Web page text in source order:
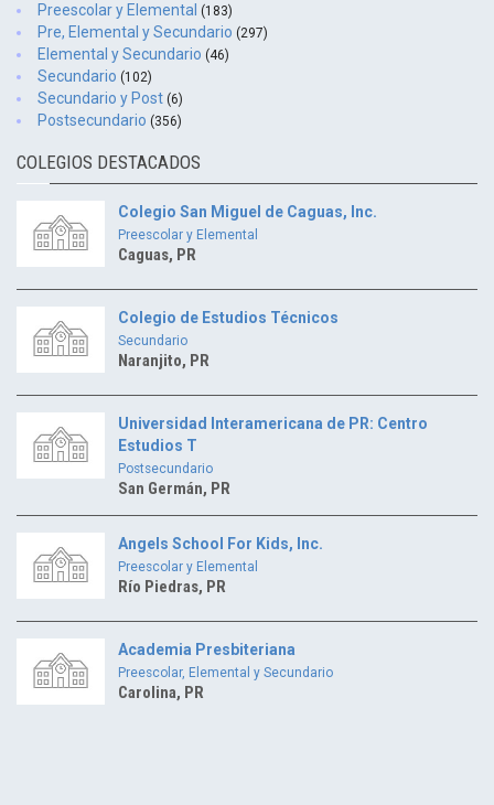
Preescolar y Elemental (183)
Pre, Elemental y Secundario (297)
Elemental y Secundario (46)
Secundario (102)
Secundario y Post (6)
Postsecundario (356)
COLEGIOS DESTACADOS
Colegio San Miguel de Caguas, Inc.
Preescolar y Elemental
Caguas, PR
Colegio de Estudios Técnicos
Secundario
Naranjito, PR
Universidad Interamericana de PR: Centro
Estudios T
Postsecundario
San Germán, PR
Angels School For Kids, Inc.
Preescolar y Elemental
Río Piedras, PR
Academia Presbiteriana
Preescolar, Elemental y Secundario
Carolina, PR